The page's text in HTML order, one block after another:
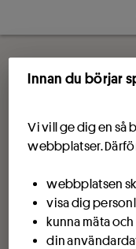
Innan du börjar
Vi vill ge dig en så
webbplatser.
webbplatsen
visa dig
kunna mäta
din